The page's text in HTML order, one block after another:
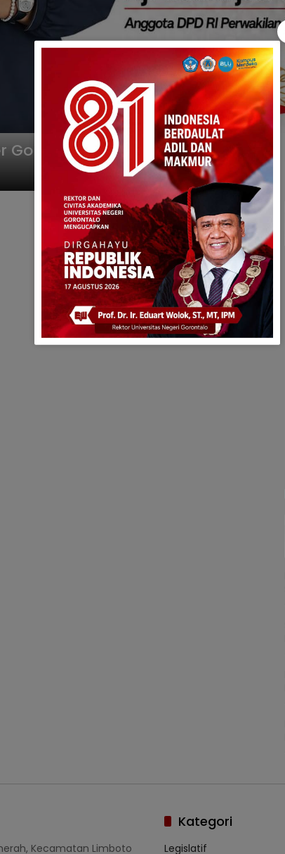
Gorontalo
Kecamatan Limboto
Kategori
Legislatif